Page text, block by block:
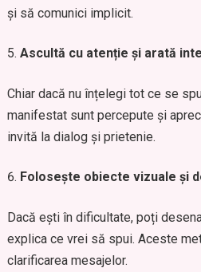
și să comunici implicit.
Ascultă cu atenție și arată
Chiar dacă nu înțelegi tot ce se
manifestat sunt percepute și
invită la dialog și prietenie.
Folosește obiecte vizuale și
Dacă ești în dificultate, poți
explica ce vrei să spui. Aceste
clarificarea mesajelor.